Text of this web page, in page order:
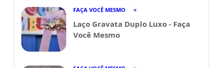
FAÇA VOCÊ MESMO
Laço Gravata Duplo Luxo - Faça
Você Mesmo